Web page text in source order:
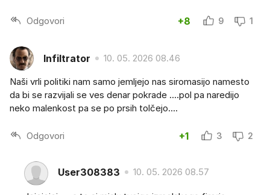
Odgovori +8 9 1
Infiltrator 10. 05. 2026 08.46
Naši vrli politiki nam samo jemljejo nas siromasijo namesto
da bi se razvijali se ves denar pokrade ....pol pa naredijo
neko malenkost pa se po prsih tolčejo....
Odgovori +1 3 2
User308383 10. 05. 2026 08.57